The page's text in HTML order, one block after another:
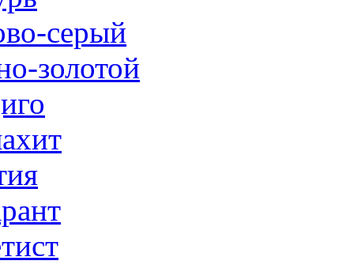
серый
золотой